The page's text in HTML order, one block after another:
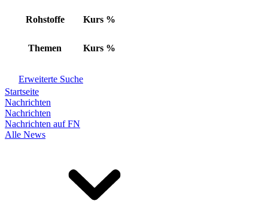
Rohstoffe Kurs %
Themen Kurs %
Erweiterte Suche
Startseite
Nachrichten
Nachrichten
Nachrichten auf FN
Alle News